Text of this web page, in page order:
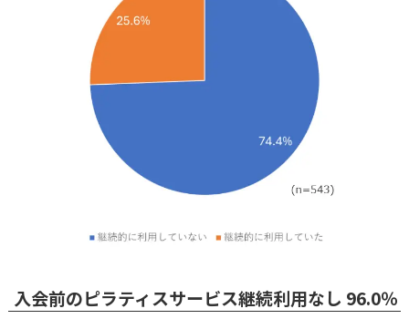
入会前のピラティスサービス継続利用なし 96.0％